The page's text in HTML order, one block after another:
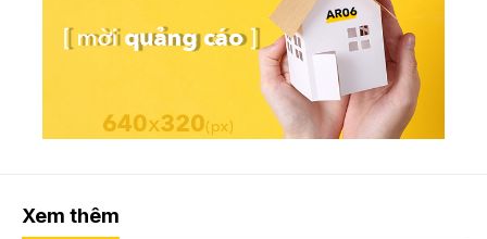
Xem thêm